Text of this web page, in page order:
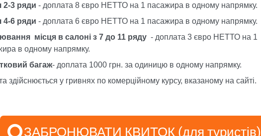
2-3 ряди - доплата 8 євро НЕТТО на 1 пасажира в одному напрямку.
4-6 ряди - доплата 6 євро НЕТТО на 1 пасажира в одному напрямку.
місця в салоні з 7 до 11 ряду - доплата 3 євро НЕТТО на 1
в одному напрямку.
багаж- доплата 1000 грн. за одиницю в одному напрямку.
здійснюється у гривнях по комерційному курсу, вказаному на сайті.
ЗАБРОНЮВАТИ КВИТОК (для туристів)